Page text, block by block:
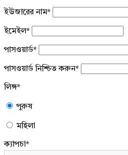
ইউজারের নাম*
ইমেইল*
পাসওয়ার্ড*
পাসওয়ার্ড নিশ্চিত করুন*
লিঙ্গ*
পুরুষ
মহিলা
ক্যাপচা*